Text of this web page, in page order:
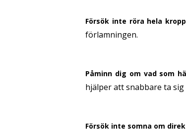
Försök inte röra hela
förlamningen.
Påminn dig om vad som
hjälper att snabbare ta
Försök inte somna om